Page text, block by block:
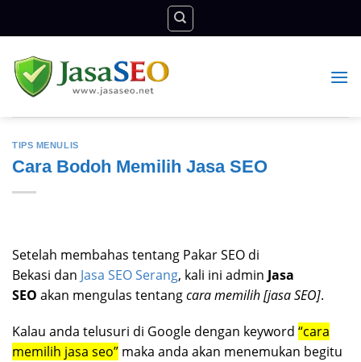
TIPS MENULIS
Cara Bodoh Memilih Jasa SEO
Setelah membahas tentang Pakar SEO di
Bekasi dan Jasa SEO Serang, kali ini admin Jasa
SEO akan mengulas tentangcara memilih [jasa SEO].
Kalau anda telusuri di Google dengan keyword “cara
memilih jasa seo” maka anda akan menemukan begitu